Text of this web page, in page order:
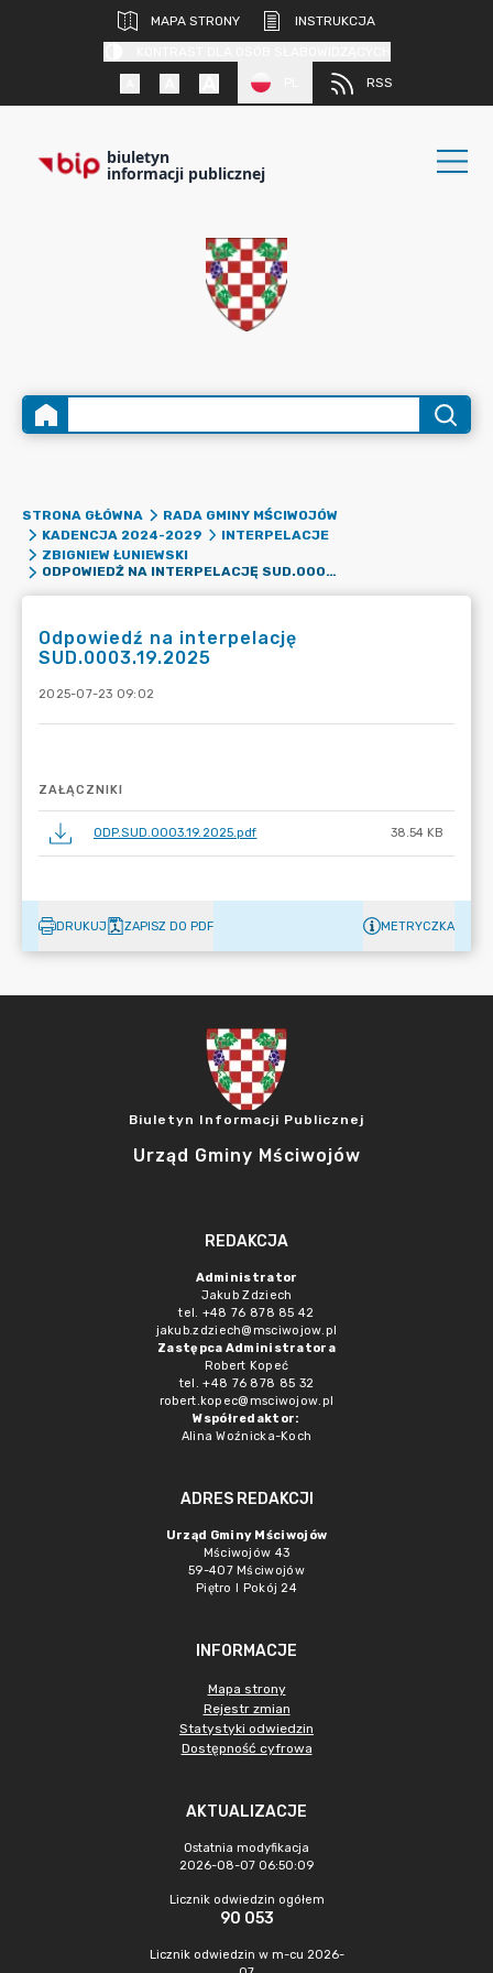
MAPA STRONY
INSTRUKCJA
RSS
biuletyn
informacji publicznej
STRONA GŁÓWNA
RADA GMINY MŚCIWOJÓW
KADENCJA 2024-2029
INTERPELACJE
ZBIGNIEW ŁUNIEWSKI
ODPOWIEDŹ NA INTERPELACJĘ SUD.0003.19.2025
Odpowiedź na interpelację
SUD.0003.19.2025
2025-07-23 09:02
ZAŁĄCZNIKI
ODP.SUD.0003.19.2025.pdf 38.54 KB
DRUKUJ ZAPISZ DO PDF METRYCZKA
Biuletyn Informacji Publicznej
Urząd Gminy Mściwojów
REDAKCJA
Administrator
Jakub Zdziech
tel. +48 76 878 85 42
jakub.zdziech@msciwojow.pl
Zastępca Administratora
Robert Kopeć
tel. +48 76 878 85 32
robert.kopec@msciwojow.pl
Współredaktor:
Alina Woźnicka-Koch
ADRES REDAKCJI
Urząd Gminy Mściwojów
Mściwojów 43
59-407 Mściwojów
Piętro I Pokój 24
INFORMACJE
Mapa strony
Rejestr zmian
Statystyki odwiedzin
Dostępność cyfrowa
AKTUALIZACJE
Ostatnia modyfikacja
2026-08-07 06:50:09
Licznik odwiedzin ogółem
90 053
Licznik odwiedzin w m-cu 2026-